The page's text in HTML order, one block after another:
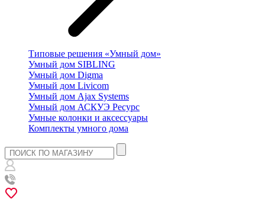
Типовые решения «Умный дом»
Умный дом SIBLING
Умный дом Digma
Умный дом Livicom
Умный дом Ajax Systems
Умный дом АСКУЭ Ресурс
Умные колонки и аксессуары
Комплекты умного дома